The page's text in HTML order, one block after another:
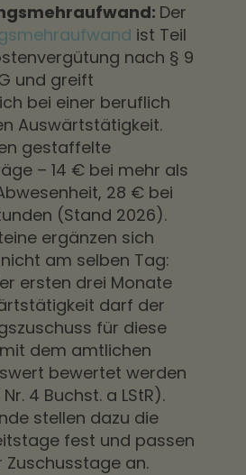
Der
ist Teil
nach § 9
und greift
bei einer beruflich
Auswärtstätigkeit.
gestaffelte
– 14 € bei mehr als
28 € bei
(Stand 2026).
ergänzen sich
am selben Tag:
ersten drei Monate
darf der
für diese
dem amtlichen
bewertet werden
Nr. 4 Buchst. a LStR).
stellen dazu die
fest und passen
Zuschusstage an.